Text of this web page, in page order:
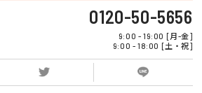
0120-50-5656
9:00 - 19:00 [月-金]
9:00 - 18:00 [土・祝]